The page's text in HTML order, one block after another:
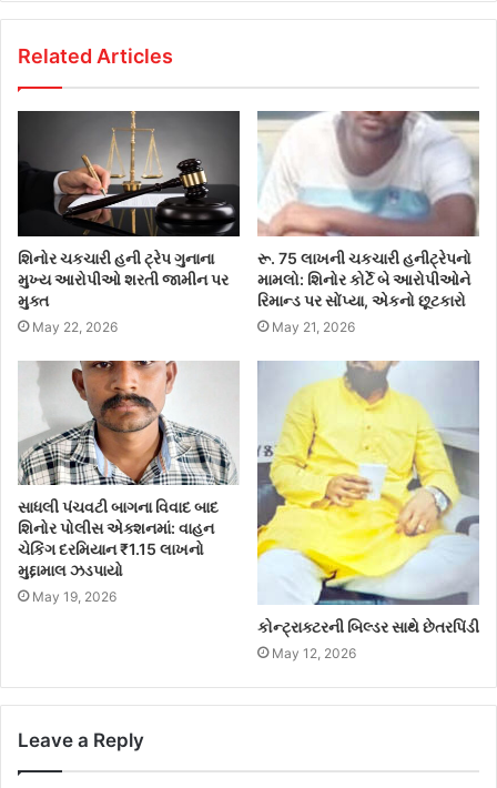
Related Articles
શિનોર ચકચારી હની ટ્રેપ ગુનાના
મુખ્ય આરોપીઓ શરતી જામીન પર
મુક્ત
May 22, 2026
રૂ. 75 લાખની ચકચારી હનીટ્રેપનો
મામલો: શિનોર કોર્ટે બે આરોપીઓને
રિમાન્ડ પર સોંપ્યા, એકનો છૂટકારો
May 21, 2026
સાધલી પંચવટી બાગના વિવાદ બાદ
શિનોર પોલીસ એક્શનમાં: વાહન
ચેકિંગ દરમિયાન ₹1.15 લાખનો
મુદ્દામાલ ઝડપાયો
May 19, 2026
કોન્ટ્રાક્ટરની બિલ્ડર સાથે છેતરપિંડી
May 12, 2026
Leave a Reply